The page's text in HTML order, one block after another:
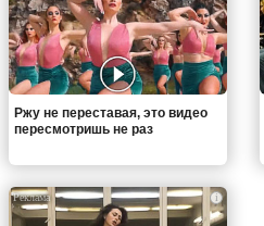
Ржу не переставая, это видео
пересмотришь не раз
i